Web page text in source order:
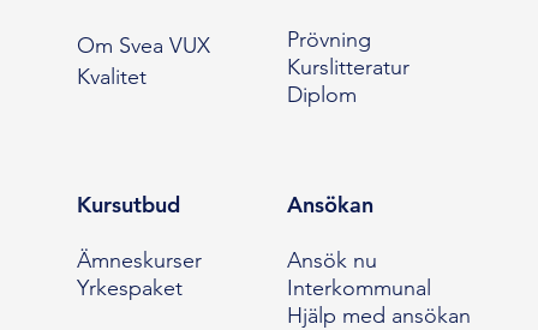
Om Svea VUX
Kvalitet
Prövning
Kurslitteratur
Diplom
Kursutbud
Ämneskurser
Yrkespaket
Ansökan
Ansök nu
Interkommunal
Hjälp med ansökan